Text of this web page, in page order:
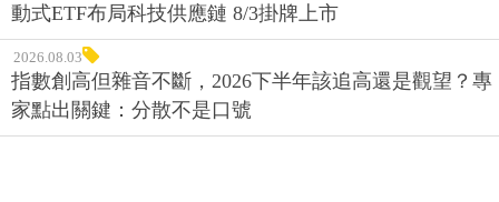
動式ETF布局科技供應鏈 8/3掛牌上市
2026.08.03
指數創高但雜音不斷，2026下半年該追高還是觀望？專
家點出關鍵：分散不是口號